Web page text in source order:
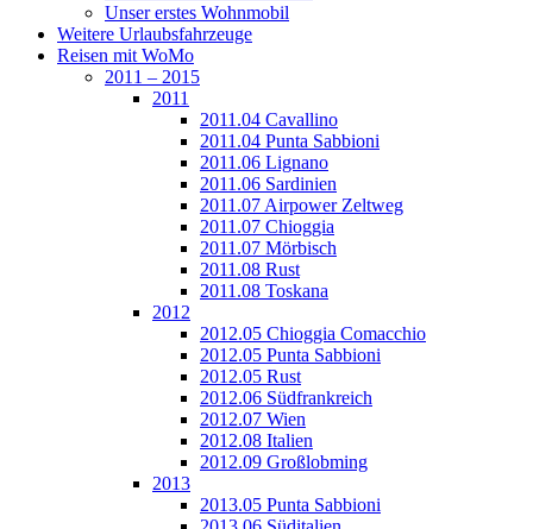
Unser erstes Wohnmobil
Weitere Urlaubsfahrzeuge
Reisen mit WoMo
2011 – 2015
2011
2011.04 Cavallino
2011.04 Punta Sabbioni
2011.06 Lignano
2011.06 Sardinien
2011.07 Airpower Zeltweg
2011.07 Chioggia
2011.07 Mörbisch
2011.08 Rust
2011.08 Toskana
2012
2012.05 Chioggia Comacchio
2012.05 Punta Sabbioni
2012.05 Rust
2012.06 Südfrankreich
2012.07 Wien
2012.08 Italien
2012.09 Großlobming
2013
2013.05 Punta Sabbioni